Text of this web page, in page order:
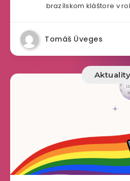
brazílskom kláštore v
Tomáš Üveges
Aktuality